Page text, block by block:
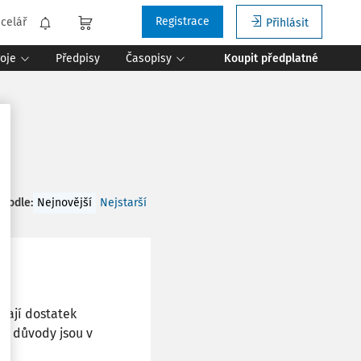
Přihlásit
Registrace
Předpisy Časopisy Koupit předplatné
: Nejnovější Nejstarší
dostatek
důvody jsou v